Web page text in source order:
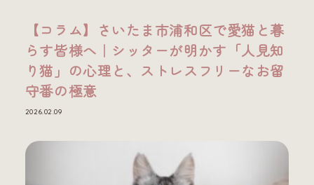
【コラム】さいたま市浦和区で愛猫と暮
らす皆様へ｜シッターが明かす「人見知
り猫」の心理と、ストレスフリーなお留
守番の極意
2026.02.09